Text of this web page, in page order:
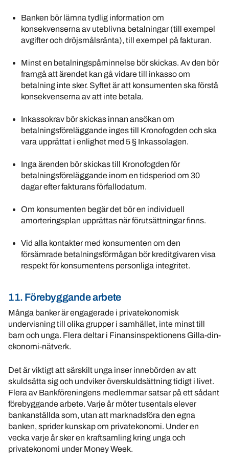
Banken bör lämna tydlig information om
konsekvenserna av uteblivna betalningar (till exempel
avgifter och dröjsmålsränta), till exempel på fakturan.
Minst en betalningspåminnelse bör skickas. Av den bör
framgå att ärendet kan gå vidare till inkasso om
betalning inte sker. Syftet är att konsumenten ska förstå
konsekvenserna av att inte betala.
Inkassokrav bör skickas innan ansökan om
betalningsföreläggande inges till Kronofogden och ska
vara upprättat i enlighet med 5 § Inkassolagen.
Inga ärenden bör skickas till Kronofogden för
betalningsföreläggande inom en tidsperiod om 30
dagar efter fakturans förfallodatum.
Om konsumenten begär det bör en individuell
amorteringsplan upprättas när förutsättningar finns.
Vid alla kontakter med konsumenten om den
försämrade betalningsförmågan bör kreditgivaren visa
respekt för konsumentens personliga integritet.
11. Förebyggande arbete
Många banker är engagerade i privatekonomisk
undervisning till olika grupper i samhället, inte minst till
barn och unga. Flera deltar i Finansinspektionens Gilla-din-
ekonomi-nätverk.
Det är viktigt att särskilt unga inser innebörden av att
skuldsätta sig och undviker överskuldsättning tidigt i livet.
Flera av Bankföreningens medlemmar satsar på ett sådant
förebyggande arbete. Varje år möter tusentals elever
bankanställda som, utan att marknadsföra den egna
banken, sprider kunskap om privatekonomi. Under en
vecka varje år sker en kraftsamling kring unga och
privatekonomi under Money Week.